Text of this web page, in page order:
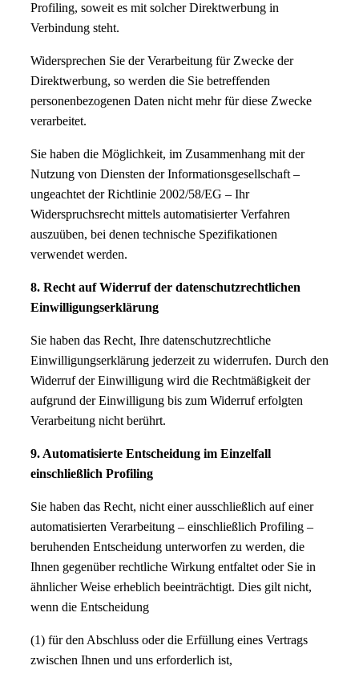
Profiling, soweit es mit solcher Direktwerbung in
Verbindung steht.
Widersprechen Sie der Verarbeitung für Zwecke der
Direktwerbung, so werden die Sie betreffenden
personenbezogenen Daten nicht mehr für diese Zwecke
verarbeitet.
Sie haben die Möglichkeit, im Zusammenhang mit der
Nutzung von Diensten der Informationsgesellschaft –
ungeachtet der Richtlinie 2002/58/EG – Ihr
Widerspruchsrecht mittels automatisierter Verfahren
auszuüben, bei denen technische Spezifikationen
verwendet werden.
8. Recht auf Widerruf der datenschutzrechtlichen
Einwilligungserklärung
Sie haben das Recht, Ihre datenschutzrechtliche
Einwilligungserklärung jederzeit zu widerrufen. Durch den
Widerruf der Einwilligung wird die Rechtmäßigkeit der
aufgrund der Einwilligung bis zum Widerruf erfolgten
Verarbeitung nicht berührt.
9. Automatisierte Entscheidung im Einzelfall
einschließlich Profiling
Sie haben das Recht, nicht einer ausschließlich auf einer
automatisierten Verarbeitung – einschließlich Profiling –
beruhenden Entscheidung unterworfen zu werden, die
Ihnen gegenüber rechtliche Wirkung entfaltet oder Sie in
ähnlicher Weise erheblich beeinträchtigt. Dies gilt nicht,
wenn die Entscheidung
(1) für den Abschluss oder die Erfüllung eines Vertrags
zwischen Ihnen und uns erforderlich ist,